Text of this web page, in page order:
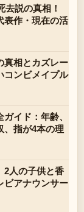
去説の真相！
表作・現在の活
真相とカズレー
コンビメイプル
イド：年齢、
、指が4本の理
2人の子供と香
ビアナウンサー